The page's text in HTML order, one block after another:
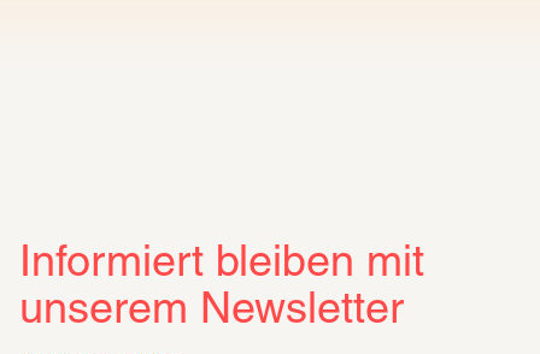
Informiert bleiben mit
unserem Newsletter